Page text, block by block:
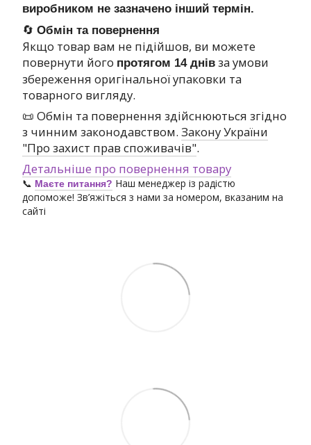
виробником не зазначено інший термін.
🔄 Обмін та повернення
Якщо товар вам не підійшов, ви можете
повернути його протягом 14 днів за умови
збереження оригінальної упаковки та
товарного вигляду.
📜 Обмін та повернення здійснюються згідно
з чинним законодавством. Закону України
"Про захист прав споживачів".
Детальніше про повернення товару
📞 Маєте питання? Наш менеджер із радістю
допоможе! Зв’яжіться з нами за номером, вказаним на
сайті